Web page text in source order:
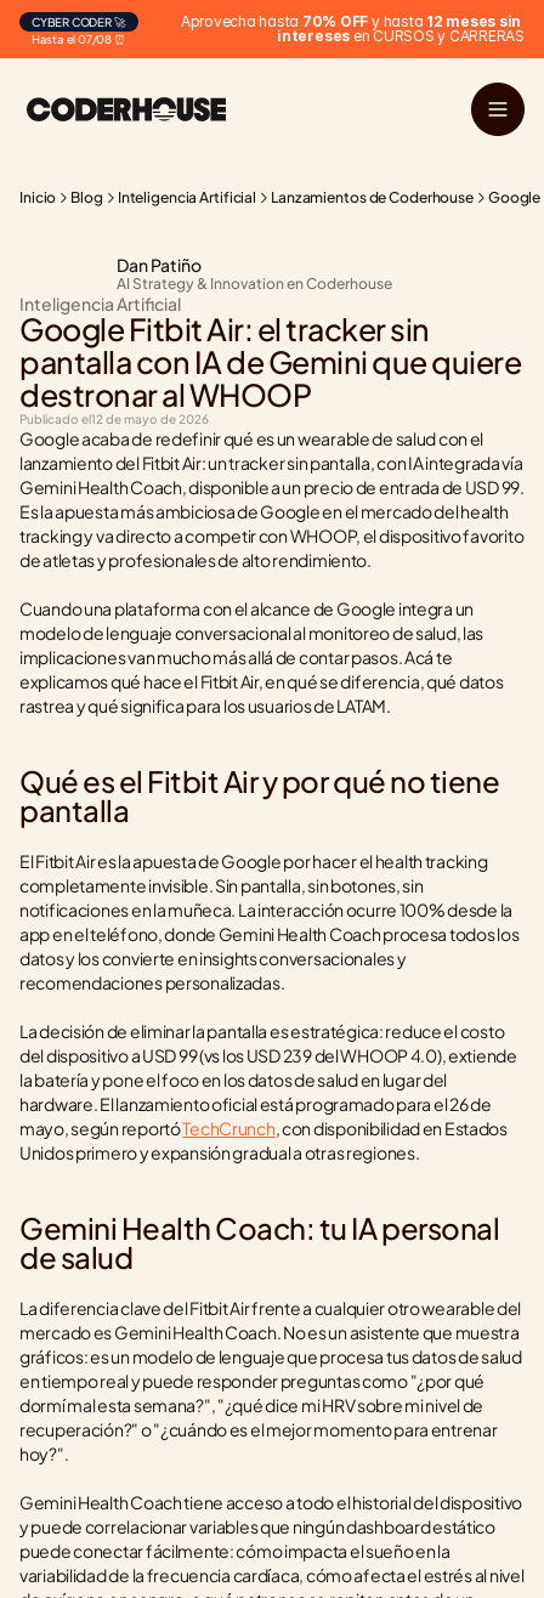
Hasta el 07/08 ⏰
CYBER CODER 🚀 Aprovecha hasta 70% OFF y hasta 12 meses sin
intereses en CURSOS y CARRERAS
Inicio Blog Inteligencia Artificial Lanzamientos de Coderhouse Google
Dan Patiño
AI Strategy & Innovation en Coderhouse
Inteligencia Artificial
Google Fitbit Air: el tracker sin
pantalla con IA de Gemini que quiere
destronar al WHOOP
Publicado el12 de mayo de 2026
Google acaba de redefinir qué es un wearable de salud con el
lanzamiento del Fitbit Air: un tracker sin pantalla, con IA integrada vía
Gemini Health Coach, disponible a un precio de entrada de USD 99.
Es la apuesta más ambiciosa de Google en el mercado del health
tracking y va directo a competir con WHOOP, el dispositivo favorito
de atletas y profesionales de alto rendimiento.
Cuando una plataforma con el alcance de Google integra un
modelo de lenguaje conversacional al monitoreo de salud, las
implicaciones van mucho más allá de contar pasos. Acá te
explicamos qué hace el Fitbit Air, en qué se diferencia, qué datos
rastrea y qué significa para los usuarios de LATAM.
Qué es el Fitbit Air y por qué no tiene
pantalla
El Fitbit Air es la apuesta de Google por hacer el health tracking
completamente invisible. Sin pantalla, sin botones, sin
notificaciones en la muñeca. La interacción ocurre 100% desde la
app en el teléfono, donde Gemini Health Coach procesa todos los
datos y los convierte en insights conversacionales y
recomendaciones personalizadas.
La decisión de eliminar la pantalla es estratégica: reduce el costo
del dispositivo a USD 99 (vs los USD 239 del WHOOP 4.0), extiende
la batería y pone el foco en los datos de salud en lugar del
hardware. El lanzamiento oficial está programado para el 26 de
mayo, según reportó TechCrunch, con disponibilidad en Estados
Unidos primero y expansión gradual a otras regiones.
Gemini Health Coach: tu IA personal
de salud
La diferencia clave del Fitbit Air frente a cualquier otro wearable del
mercado es Gemini Health Coach. No es un asistente que muestra
gráficos: es un modelo de lenguaje que procesa tus datos de salud
en tiempo real y puede responder preguntas como "¿por qué
dormí mal esta semana?", "¿qué dice mi HRV sobre mi nivel de
recuperación?" o "¿cuándo es el mejor momento para entrenar
hoy?".
Gemini Health Coach tiene acceso a todo el historial del dispositivo
y puede correlacionar variables que ningún dashboard estático
puede conectar fácilmente: cómo impacta el sueño en la
variabilidad de la frecuencia cardíaca, cómo afecta el estrés al nivel